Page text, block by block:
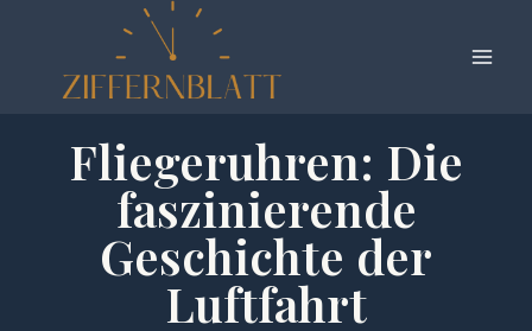
springen
Fliegeruhren: Die
faszinierende
Geschichte der
Luftfahrt